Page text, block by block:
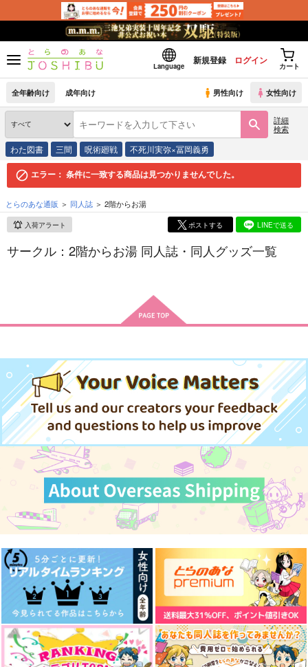
Language
新規登録 ログイン
カート
全年齢向け 成年向け 男性向け 女性向け
詳細
検索
わた図書 三間 呪術廻戦 不死川実弥×冨岡義勇
エラー： 条件に一致する商品は見つかりませんでした。
とらのあな通販 同人誌 2階からお湯
入荷アラート ポストする LINEで送る
サークル：2階からお湯 同人誌・同人グッズ一覧